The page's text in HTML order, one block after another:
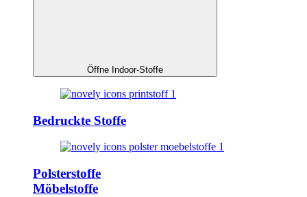
Öffne Indoor-Stoffe
Bedruckte Stoffe
Polsterstoffe
Möbelstoffe